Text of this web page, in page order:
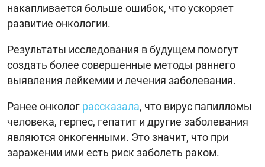
накапливается больше ошибок, что ускоряет
развитие онкологии.
Результаты исследования в будущем помогут
создать более совершенные методы раннего
выявления лейкемии и лечения заболевания.
Ранее онколог рассказала, что вирус папилломы
человека, герпес, гепатит и другие заболевания
являются онкогенными. Это значит, что при
заражении ими есть риск заболеть раком.